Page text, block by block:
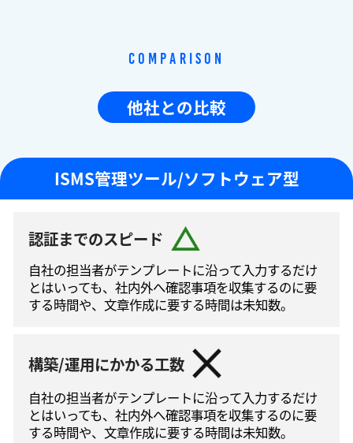
Comparison
他社との比較
ISMS管理ツール/ソフトウェア型
認証までのスピード
自社の担当者がテンプレートに沿って⼊⼒するだけ
とはいっても、社内外へ確認事項を収集するのに要
する時間や、文章作成に要する時間は未知数。
構築/運用にかかる工数
自社の担当者がテンプレートに沿って⼊⼒するだけ
とはいっても、社内外へ確認事項を収集するのに要
する時間や、文章作成に要する時間は未知数。